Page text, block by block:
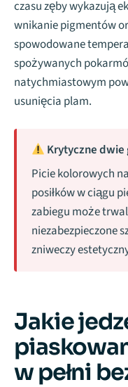
czasu zęby wykazują
wnikanie pigmentów
spowodowane
spożywanych
natychmiastowym
usunięcia plam.
Krytyczne dwie
Picie kolorowych
posiłków w ciągu
zabiegu może
niezabezpieczone
zniweczy
Jakie
w pełni